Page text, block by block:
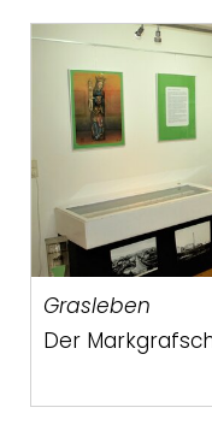
Grasleben
Der